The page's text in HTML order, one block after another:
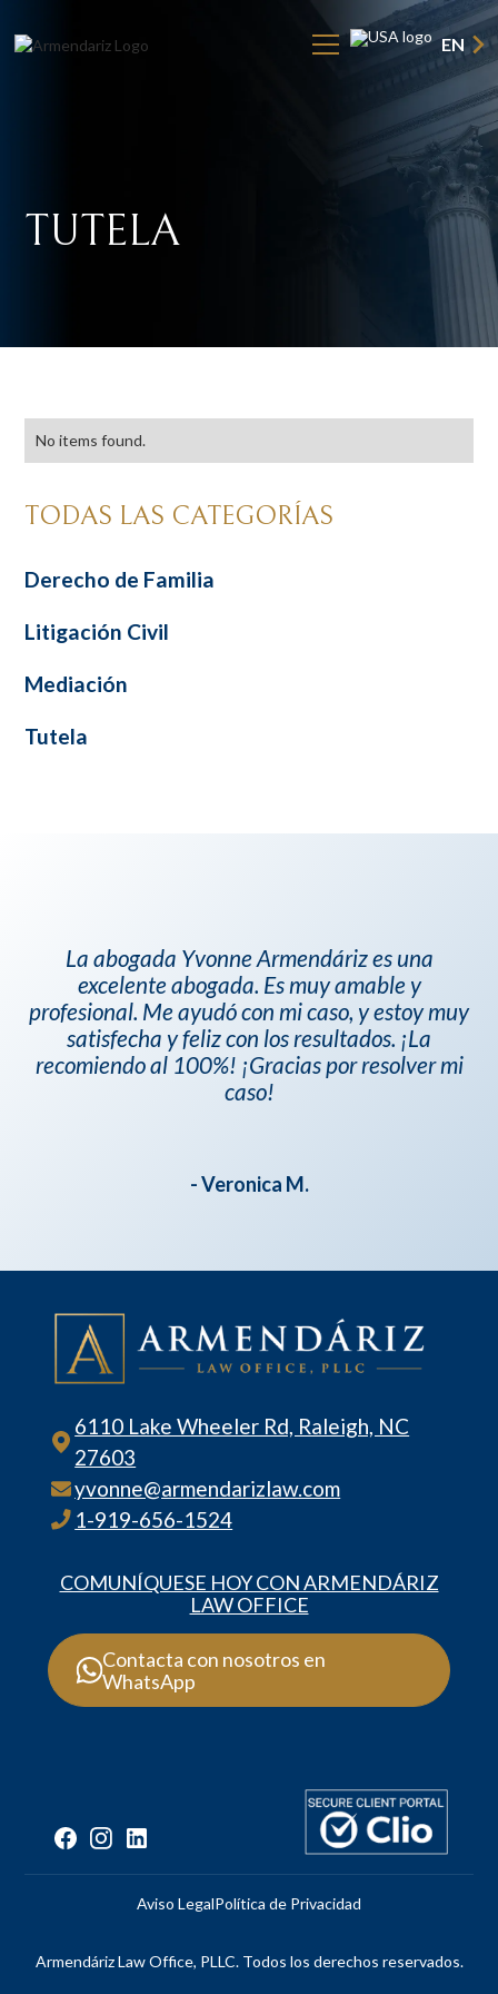
EN
TUTELA
No items found.
TODAS LAS CATEGORÍAS
Derecho de Familia
Litigación Civil
Mediación
Tutela
La abogada Yvonne Armendáriz es una
excelente abogada. Es muy amable y
profesional. Me ayudó con mi caso, y estoy muy
satisfecha y feliz con los resultados. ¡La
recomiendo al 100%! ¡Gracias por resolver mi
caso!
- Veronica M.
6110 Lake Wheeler Rd, Raleigh, NC
27603
yvonne@armendarizlaw.com
1-919-656-1524
COMUNÍQUESE HOY CON ARMENDÁRIZ
LAW OFFICE
Contacta con nosotros en
WhatsApp
Armendáriz Law Office, PLLC. Todos los derechos reservados.
Aviso LegalPolítica de Privacidad